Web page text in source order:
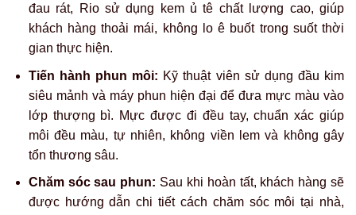
đau rát, Rio sử dụng kem ủ tê chất lượng cao, giúp
khách hàng thoải mái, không lo ê buốt trong suốt thời
gian thực hiện.
Tiến hành phun môi: Kỹ thuật viên sử dụng đầu kim
siêu mảnh và máy phun hiện đại để đưa mực màu vào
lớp thượng bì. Mực được đi đều tay, chuẩn xác giúp
môi đều màu, tự nhiên, không viền lem và không gây
tổn thương sâu.
Chăm sóc sau phun: Sau khi hoàn tất, khách hàng sẽ
được hướng dẫn chi tiết cách chăm sóc môi tại nhà,